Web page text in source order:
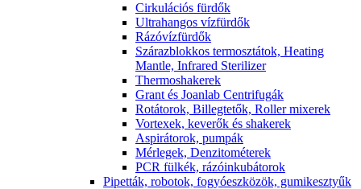
Cirkulációs fürdők
Ultrahangos vízfürdők
Rázóvízfürdők
Szárazblokkos termosztátok, Heating
Mantle, Infrared Sterilizer
Thermoshakerek
Grant és Joanlab Centrifugák
Rotátorok, Billegtetők, Roller mixerek
Vortexek, keverők és shakerek
Aspirátorok, pumpák
Mérlegek, Denzitométerek
PCR fülkék, rázóinkubátorok
Pipetták, robotok, fogyóeszközök, gumikesztyűk